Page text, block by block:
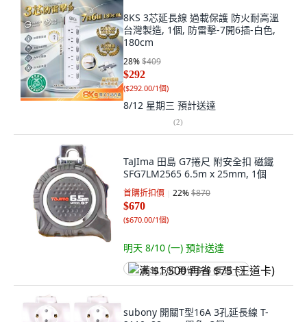
8KS 3芯延長線 過載保護 防火耐高溫
台灣製造, 1個, 防雷擊-7開6插-白色,
180cm
28%$409
$292
($292.00/1個)
8/12 星期三 預計送達
(2)
TaJIma 田島 G7捲尺 附安全扣 磁鐵
SFG7LM2565 6.5m x 25mm, 1個
首購折扣價 22%$870
$670
($670.00/1個)
明天 8/10 (一) 預計送達
满 $1,500 再省 $75 (王道卡)
subony 開關T型16A 3孔延長線 T-